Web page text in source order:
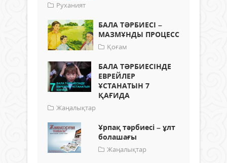
Руханият
БАЛА ТӘРБИЕСІ –
МАЗМҰНДЫ ПРОЦЕСС
Қоғам
БАЛА ТӘРБИЕСІНДЕ
ЕВРЕЙЛЕР
ҰСТАНАТЫН 7
ҚАҒИДА
Жаңалықтар
Ұрпақ тәрбиесі – ұлт
болашағы
Жаңалықтар